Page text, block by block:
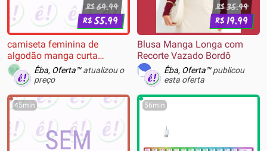
R$69.99
R$55.99
camiseta feminina de
algodão manga curta
estampada off white
Êba, Oferta™atualizou o
preço
R$35.99
R$19.99
Blusa Manga Longa com
Recorte Vazado Bordô
Êba, Oferta™publicou
esta oferta
45min 56min